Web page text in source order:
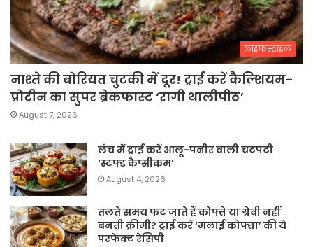
लाइफस्टाइल
नाश्ते की बोरियत चुटकी में दूर! ट्राई करें कैल्शियम-
प्रोटीन का सुपर ब्रेकफास्ट ‘रागी थालीपीठ’
August 7, 2026
लंच में ट्राई करें आलू-पनीर वाली चटपटी
‘स्टफ्ड कैप्सीकम’
August 4, 2026
तलते समय फट जाते हैं कोफ्ते या ग्रेवी नहीं
बनती क्रीमी? ट्राई करें ‘मलाई कोफ्ता’ की ये
परफेक्ट रेसिपी